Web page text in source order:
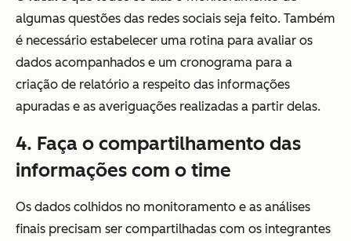
algumas questões das redes sociais seja feito. Também
é necessário estabelecer uma rotina para avaliar os
dados acompanhados e um cronograma para a
criação de relatório a respeito das informações
apuradas e as averiguações realizadas a partir delas.
4. Faça o compartilhamento das
informações com o time
Os dados colhidos no monitoramento e as análises
finais precisam ser compartilhadas com os integrantes